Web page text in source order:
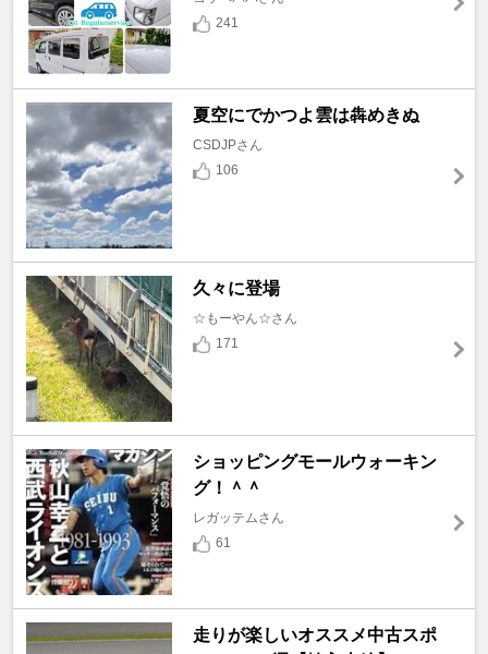
241
夏空にでかつよ雲は犇めきぬ
CSDJPさん
106
久々に登場
☆もーやん☆さん
171
ショッピングモールウォーキン
グ！＾＾
レガッテムさん
61
走りが楽しいオススメ中古スポ